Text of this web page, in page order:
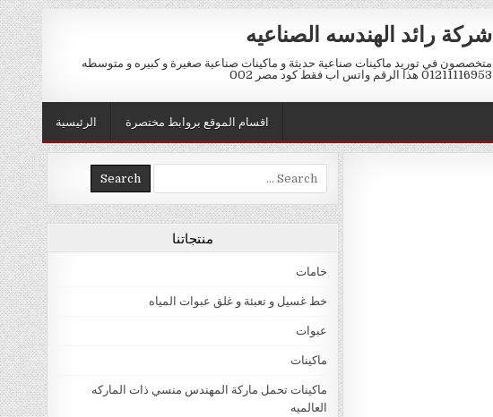
شركة رائد الهندسه الصناعيه
متخصصون في توريد ماكينات صناعية حديثة و ماكينات صناعية صغيرة و كبيره و متوسطه
01211116953 هذا الرقم واتس اب فقط كود مصر 002
الرئيسية اقسام الموقع بروابط مختصرة
Search for:
منتجاتنا
خامات
خط غسيل و تعبئة و غلق عبوات المياه
عبوات
ماكينات
ماكينات تحمل ماركة المهندس منسي ذات الماركه
العالميه